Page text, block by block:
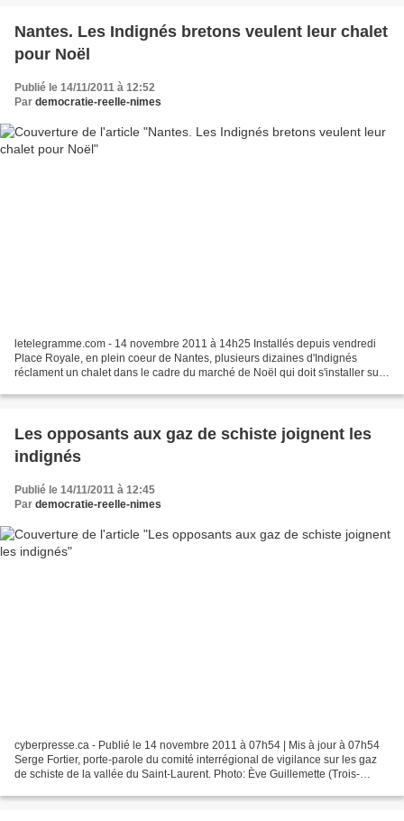
Nantes. Les Indignés bretons veulent leur chalet
pour Noël
Publié le 14/11/2011 à 12:52
Par democratie-reelle-nimes
letelegramme.com - 14 novembre 2011 à 14h25 Installés depuis vendredi
Place Royale, en plein coeur de Nantes, plusieurs dizaines d'Indignés
réclament un chalet dans le cadre du marché de Noël qui doit s'installer sur
Les opposants aux gaz de schiste joignent les
indignés
Publié le 14/11/2011 à 12:45
Par democratie-reelle-nimes
cyberpresse.ca - Publié le 14 novembre 2011 à 07h54 | Mis à jour à 07h54
Serge Fortier, porte-parole du comité interrégional de vigilance sur les gaz
de schiste de la vallée du Saint-Laurent. Photo: Ève Guillemette (Trois-